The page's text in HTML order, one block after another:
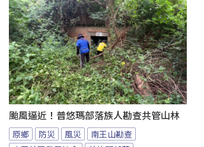
颱風逼近！普悠瑪部落族人勘查共管山林
原鄉 防災 風災
南王山勘查